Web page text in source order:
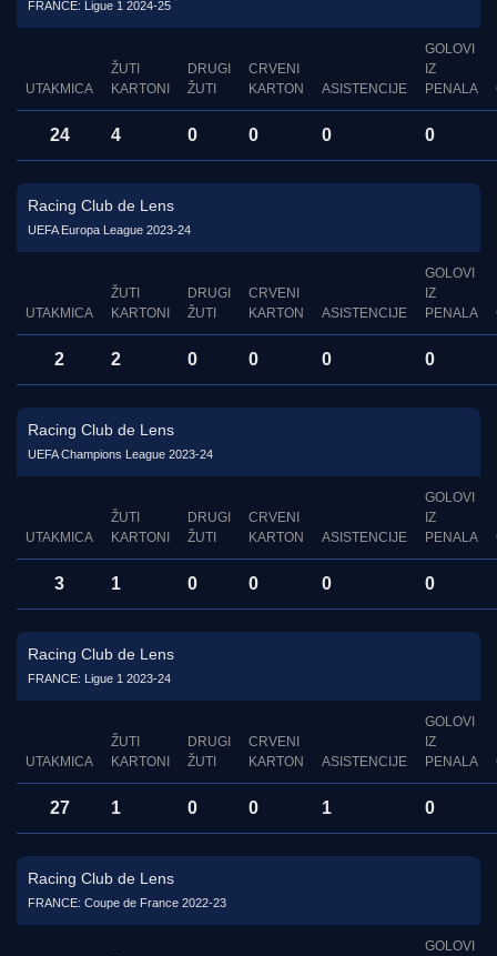
FRANCE: Ligue 1 2024-25
UTAKMICA
ŽUTI
KARTONI
DRUGI
ŽUTI
CRVENI
KARTON
ASISTENCIJE
GOLOVI
IZ
PENALA
24 4 0 0 0 0
Racing Club de Lens
UEFA Europa League 2023-24
UTAKMICA
ŽUTI
KARTONI
DRUGI
ŽUTI
CRVENI
KARTON
ASISTENCIJE
GOLOVI
IZ
PENALA
2 2 0 0 0 0
Racing Club de Lens
UEFA Champions League 2023-24
UTAKMICA
ŽUTI
KARTONI
DRUGI
ŽUTI
CRVENI
KARTON
ASISTENCIJE
GOLOVI
IZ
PENALA
3 1 0 0 0 0
Racing Club de Lens
FRANCE: Ligue 1 2023-24
UTAKMICA
ŽUTI
KARTONI
DRUGI
ŽUTI
CRVENI
KARTON
ASISTENCIJE
GOLOVI
IZ
PENALA
27 1 0 0 1 0
Racing Club de Lens
FRANCE: Coupe de France 2022-23
GOLOVI